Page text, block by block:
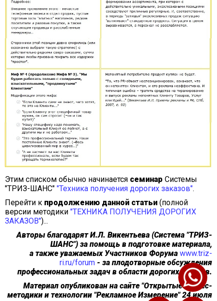
Этим списком обычно начинается семинар Системы
"ТРИЗ-ШАНС" "Техника получения дорогих заказов".
Перейти к продолжению данной статьи (полной
версии методики "ТЕХНИКА ПОЛУЧЕНИЯ ДОРОГИХ
ЗАКАЗОВ")...
Авторы благодарят И.Л. Викентьева (Система "ТРИЗ-
ШАНС") за помощь в подготовке материала,
а также уважаемых Участников Форума www.triz-
ri.ru/forum - за плодотворные обсуждения
профессиональных задач в области дорогих заказов.
Материал опубликован на сайте "Открытые бизнес-
методики и технологии "Рекламное Измерение" 24 июля